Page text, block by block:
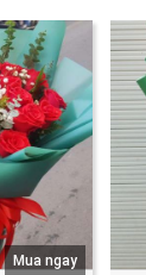
Mua ngay